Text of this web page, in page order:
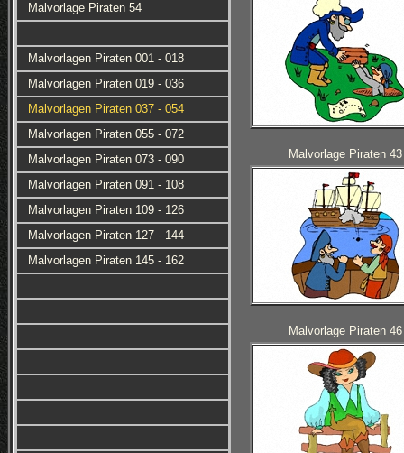
Malvorlage Piraten 54
Malvorlagen Piraten 001 - 018
Malvorlagen Piraten 019 - 036
Malvorlagen Piraten 037 - 054
Malvorlagen Piraten 055 - 072
Malvorlagen Piraten 073 - 090
Malvorlagen Piraten 091 - 108
Malvorlagen Piraten 109 - 126
Malvorlagen Piraten 127 - 144
Malvorlagen Piraten 145 - 162
Malvorlage Piraten 43
Malvorlage Piraten 46